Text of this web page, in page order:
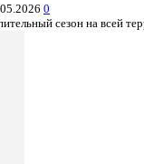
0
сезон на всей